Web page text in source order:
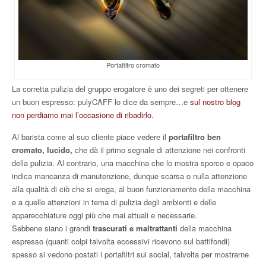
Portafiltro cromato
La corretta pulizia del gruppo erogatore è uno dei segreti per ottenere
un buon espresso: pulyCAFF lo dice da sempre…e sul nostro blog
non perdiamo mai l’occasione di ribadirlo.
Al barista come al suo cliente piace vedere il portafiltro ben
cromato, lucido, che dà il primo segnale di attenzione nei confronti
della pulizia. Al contrario, una macchina che lo mostra sporco e opaco
indica mancanza di manutenzione, dunque scarsa o nulla attenzione
alla qualità di ciò che si eroga, al buon funzionamento della macchina
e a quelle attenzioni in tema di pulizia degli ambienti e delle
apparecchiature oggi più che mai attuali e necessarie.
Sebbene siano i grandi trascurati e maltrattanti della macchina
espresso (quanti colpi talvolta eccessivi ricevono sul battifondi)
spesso si vedono postati i portafiltri sui social, talvolta per mostrarne